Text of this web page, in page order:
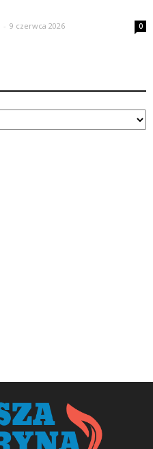
- 9 czerwca 2026 0